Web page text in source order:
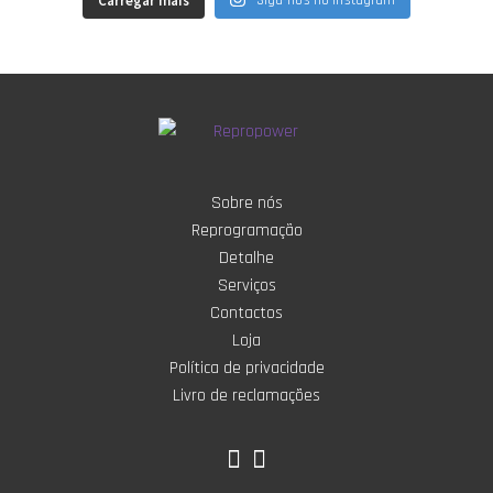
Sobre nós
Reprogramação
Detalhe
Serviços
Contactos
Loja
Política de privacidade
Livro de reclamações